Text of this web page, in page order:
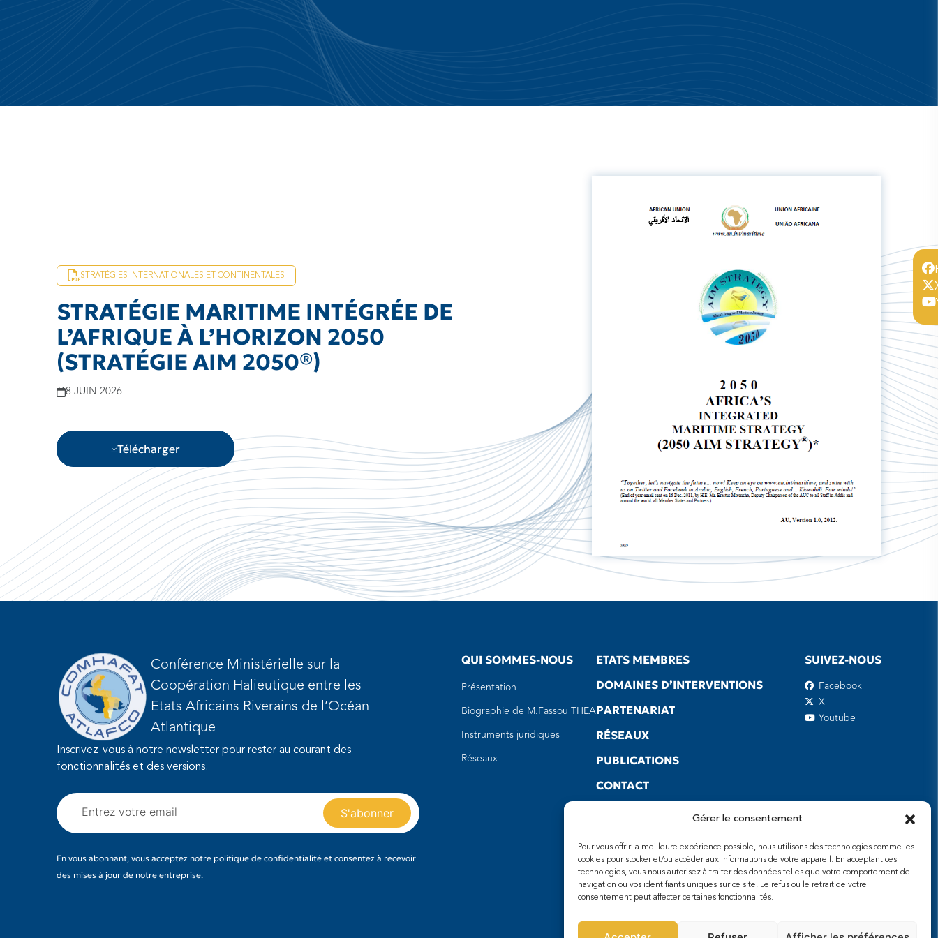
Gérer le consentement
Pour vous offrir la meilleure expérience possible, nous utilisons des technologies comme les
cookies pour stocker et/ou accéder aux informations de votre appareil. En acceptant ces
technologies, vous nous autorisez à traiter des données telles que votre comportement de
navigation ou vos identifiants uniques sur ce site. Le refus ou le retrait de votre
consentement peut affecter certaines fonctionnalités.
STRATÉGIES INTERNATIONALES ET CONTINENTALES
STRATÉGIE MARITIME INTÉGRÉE DE
L’AFRIQUE À L’HORIZON 2050
(STRATÉGIE AIM 2050®)
8 JUIN 2026
Télécharger
Conférence Ministérielle sur la
Coopération Halieutique entre les
Etats Africains Riverains de l’Océan
Atlantique
Inscrivez-vous à notre newsletter pour rester au courant des
fonctionnalités et des versions.
En vous abonnant, vous acceptez notre politique de confidentialité et consentez à recevoir
des mises à jour de notre entreprise.
QUI SOMMES-NOUS
Présentation
Biographie de M.Fassou THEA
Instruments juridiques
Réseaux
ETATS MEMBRES
DOMAINES D’INTERVENTIONS
PARTENARIAT
RÉSEAUX
PUBLICATIONS
CONTACT
SUIVEZ-NOUS
Facebook
X
Youtube